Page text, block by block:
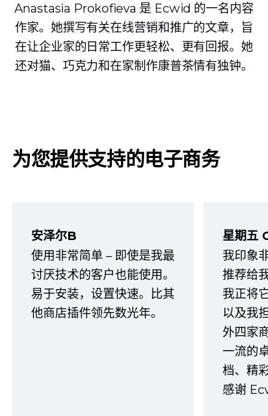
Anastasia Prokofieva 是 Ecwid 的一名内容
作家。她撰写有关在线营销和推广的文章，旨
在让企业家的日常工作更轻松、更有回报。她
还对猫、巧克力和在家制作康普茶情有独钟。
为您提供支持的电子商务
安泽尔B
使用非常简单 – 即使是我最
讨厌技术的客户也能使用。
易于安装，设置快速。比其
他商店插件领先数光年。
星期五
我印象
推荐给
我正将
以及我
外四家
一流的
档、精
感谢